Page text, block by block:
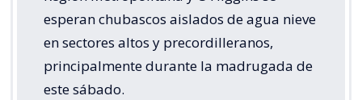
esperan chubascos aislados de agua nieve
en sectores altos y precordilleranos,
principalmente durante la madrugada de
este sábado.